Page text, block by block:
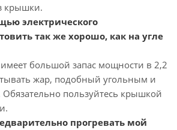
крышки.
электрического
так же хорошо, как на угле
большой запас мощности в 2,2
жар, подобный угольным и
Обязательно пользуйтесь крышкой
прогревать мой